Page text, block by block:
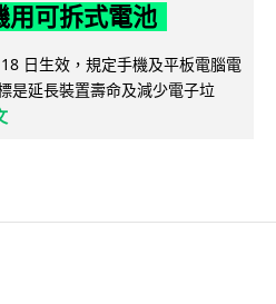
可拆式電池
日生效，規定手機及平板電腦電
是延長裝置壽命及減少電子垃